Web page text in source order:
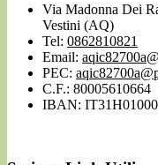
Via Madonna Dei
Vestini (AQ)
Tel: 0862810821
Email:
PEC:
C.F.: 80005610664
IBAN: